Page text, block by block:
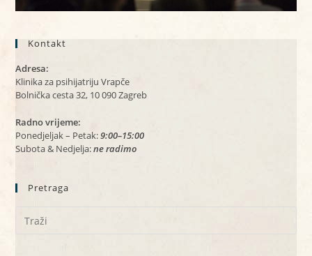
Kontakt
Adresa:
Klinika za psihijatriju Vrapče
Bolnička cesta 32, 10 090 Zagreb
Radno vrijeme:
Ponedjeljak – Petak:9:00–15:00
Subota & Nedjelja:ne radimo
Pretraga